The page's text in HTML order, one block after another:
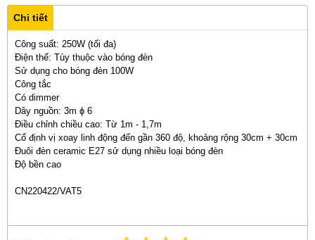
Chi tiết
Công suất: 250W (tối đa)
Điện thế: Tùy thuộc vào bóng đèn
Sử dụng cho bóng đèn 100W
Công tắc
Có dimmer
Dây nguồn: 3m ϕ 6
Điều chỉnh chiều cao: Từ 1m - 1,7m
Cổ định vị xoay linh động đến gần 360 độ, khoảng rộng 30cm + 30cm
Đuôi đèn ceramic E27 sử dụng nhiều loại bóng đèn
Độ bền cao
CN220422/VAT5